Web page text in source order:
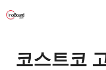
텐
코스트코